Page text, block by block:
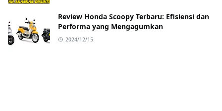
Review Honda Scoopy Terbaru: Efisiensi dan
Performa yang Mengagumkan
2024/12/15